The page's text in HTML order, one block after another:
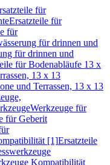
für
Ersatzteile für
für
für drinnen und
für drinnen und
für Bodenabläufe 13 x
13 x 13
und Terrassen, 13 x 13
Werkzeuge für
für Geberit
[1]Ersatzteile
Kompatibilität